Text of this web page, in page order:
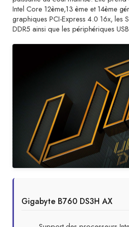
Intel Core 12ème,13 ème et 14ème
graphiques PCI-Express 4.0 16x, les
DDR5 ainsi que les périphériques
Gigabyte B760 DS3H AX